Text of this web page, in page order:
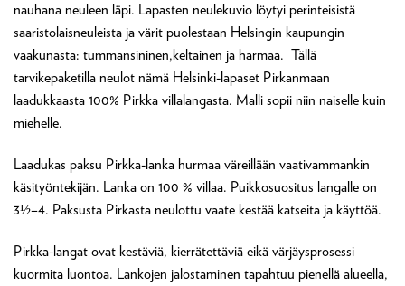
nauhana neuleen läpi. Lapasten neulekuvio löytyi perinteisistä
saaristolaisneuleista ja värit puolestaan Helsingin kaupungin
vaakunasta: tummansininen,keltainen ja harmaa. Tällä
tarvikepaketilla neulot nämä Helsinki-lapaset Pirkanmaan
laadukkaasta 100% Pirkka villalangasta. Malli sopii niin naiselle kuin
miehelle.
Laadukas paksu Pirkka-lanka hurmaa väreillään vaativammankin
käsityöntekijän. Lanka on 100 % villaa. Puikkosuositus langalle on
3½–4. Paksusta Pirkasta neulottu vaate kestää katseita ja käyttöä.
Pirkka-langat ovat kestäviä, kierrätettäviä eikä värjäysprosessi
kuormita luontoa. Lankojen jalostaminen tapahtuu pienellä alueella,